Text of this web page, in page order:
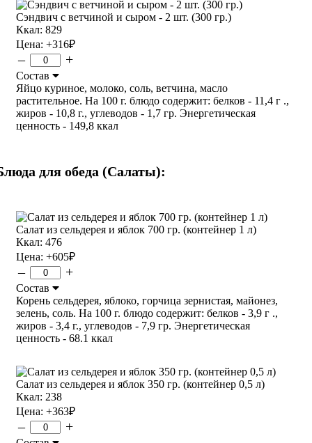
Сэндвич с ветчиной и сыром - 2 шт. (300 гр.)
Ккал: 829
Цена: +316₽
– +
Состав
Яйцо куриное, молоко, соль, ветчина, масло
растительное. На 100 г. блюдо содержит: белков - 11,4 г .,
жиров - 10,8 г., углеводов - 1,7 гр. Энергетическая
ценность - 149,8 ккал
для обеда (Салаты):
Салат из сельдерея и яблок 700 гр. (контейнер 1 л)
Ккал: 476
Цена: +605₽
– +
Состав
Корень сельдерея, яблоко, горчица зернистая, майонез,
зелень, соль. На 100 г. блюдо содержит: белков - 3,9 г .,
жиров - 3,4 г., углеводов - 7,9 гр. Энергетическая
ценность - 68.1 ккал
Салат из сельдерея и яблок 350 гр. (контейнер 0,5 л)
Ккал: 238
Цена: +363₽
– +